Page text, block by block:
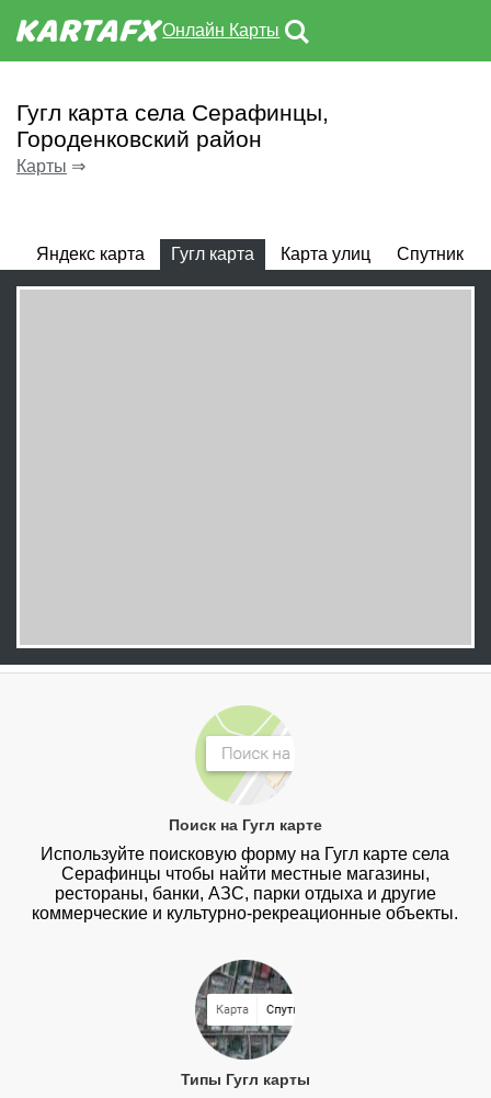
Онлайн Карты
Гугл карта села Серафинцы,
Городенковский район
Карты ⇒
Яндекс карта Гугл карта Карта улиц Спутник
Поиск на Гугл карте
Используйте поисковую форму на Гугл карте села
Серафинцы чтобы найти местные магазины,
рестораны, банки, АЗС, парки отдыха и другие
коммерческие и культурно-рекреационные объекты.
Типы Гугл карты